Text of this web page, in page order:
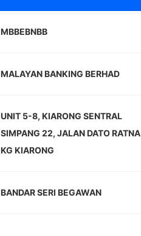
MBBEBNBB
MALAYAN BANKING BERHAD
UNIT 5-8, KIARONG SENTRAL
SIMPANG 22, JALAN DATO RATNA
KG KIARONG
BANDAR SERI BEGAWAN